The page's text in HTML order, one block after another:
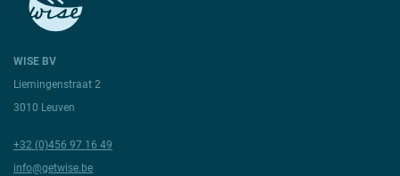
WISE BV
Liemingenstraat 2
3010 Leuven
+32 (0)456 97 16 49
info@getwise.be